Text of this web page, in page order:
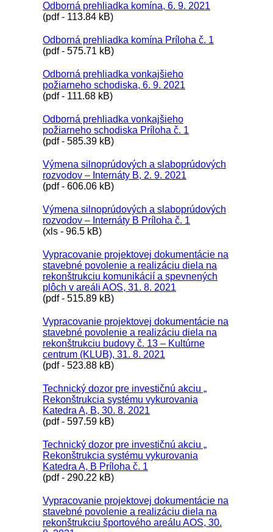
Odborná prehliadka komína, 6. 9. 2021
(pdf - 113.84 kB)
Odborná prehliadka komína Príloha č. 1
(pdf - 575.71 kB)
Odborná prehliadka vonkajšieho
požiarneho schodiska, 6. 9. 2021
(pdf - 111.68 kB)
Odborná prehliadka vonkajšieho
požiarneho schodiska Príloha č. 1
(pdf - 585.39 kB)
Výmena silnoprúdových a slaboprúdových
rozvodov – Internáty B, 2. 9. 2021
(pdf - 606.06 kB)
Výmena silnoprúdových a slaboprúdových
rozvodov – Internáty B Príloha č. 1
(xls - 96.5 kB)
Vypracovanie projektovej dokumentácie na
stavebné povolenie a realizáciu diela na
rekonštrukciu komunikácií a spevnených
plôch v areáli AOS, 31. 8. 2021
(pdf - 515.89 kB)
Vypracovanie projektovej dokumentácie na
stavebné povolenie a realizáciu diela na
rekonštrukciu budovy č. 13 – Kultúrne
centrum (KLUB), 31. 8. 2021
(pdf - 523.88 kB)
Technický dozor pre investičnú akciu „
Rekonštrukcia systému vykurovania
Katedra A, B, 30. 8. 2021
(pdf - 597.59 kB)
Technický dozor pre investičnú akciu „
Rekonštrukcia systému vykurovania
Katedra A, B Príloha č. 1
(pdf - 290.22 kB)
Vypracovanie projektovej dokumentácie na
stavebné povolenie a realizáciu diela na
rekonštrukciu športového areálu AOS, 30.